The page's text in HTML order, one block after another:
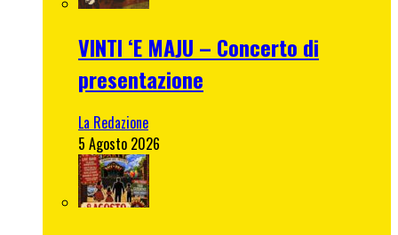
VINTI ‘E MAJU – Concerto di
presentazione
La Redazione
5 Agosto 2026